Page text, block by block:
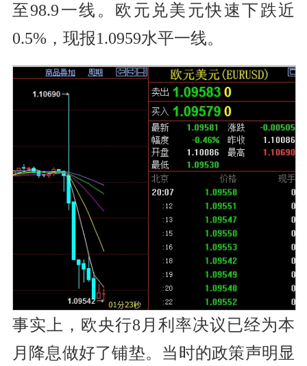
至98.9一线。欧元兑美元快速下跌近
0.5%，现报1.0959水平一线。
事实上，欧央行8月利率决议已经为本
月降息做好了铺垫。当时的政策声明显